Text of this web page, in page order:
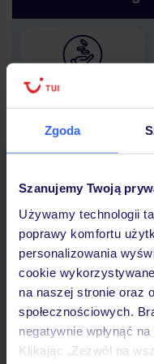
Zgoda
Szanujemy Twoją
Używamy technologii
poprawy komfortu
personalizowania
cookie
na naszej stronie oraz
społecznościowych.
negatywnie wpłynąć
Klikając „Zezwól na
Lider niskich cen
Opinie
Pokoje